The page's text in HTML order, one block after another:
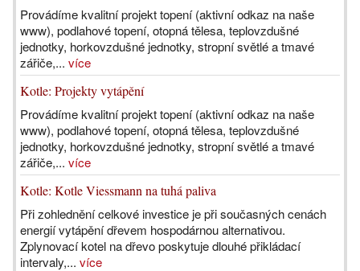
Provádíme kvalitní projekt topení (aktivní odkaz na naše
www), podlahové topení, otopná tělesa, teplovzdušné
jednotky, horkovzdušné jednotky, stropní světlé a tmavé
zářiče,... více
Kotle: Projekty vytápění
Provádíme kvalitní projekt topení (aktivní odkaz na naše
www), podlahové topení, otopná tělesa, teplovzdušné
jednotky, horkovzdušné jednotky, stropní světlé a tmavé
zářiče,... více
Kotle: Kotle Viessmann na tuhá paliva
Při zohlednění celkové investice je při současných cenách
energií vytápění dřevem hospodárnou alternativou.
Zplynovací kotel na dřevo poskytuje dlouhé přikládací
intervaly,... více